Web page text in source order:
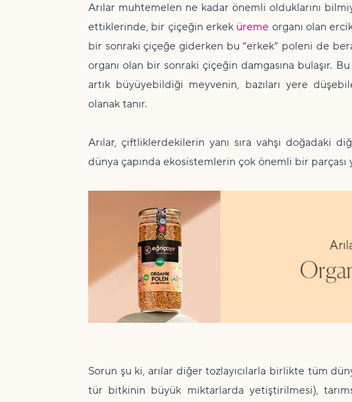
Arılar muhtemelen ne kadar önemli olduklarını
ettiklerinde, bir çiçeğin erkek üreme organı olan
bir sonraki çiçeğe giderken bu “erkek” poleni de
organı olan bir sonraki çiçeğin damgasına bulaşır.
artık büyüyebildiği meyvenin, bazıları yere
olanak tanır.
Arılar, çiftliklerdekilerin yanı sıra vahşi doğadaki
dünya çapında ekosistemlerin çok önemli bir parçası
Sorun şu ki, arılar diğer tozlayıcılarla birlikte tüm
tür bitkinin büyük miktarlarda yetiştirilmesi),